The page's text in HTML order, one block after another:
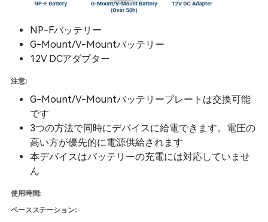
NP-Fバッテリー
G-Mount/V-Mountバッテリー
12V DCアダプター
注意:
G-Mount/V-Mountバッテリープレートは交換可能
です
3つの方法で同時にデバイスに給電できます。電圧の
高い方が優先的に電源供給されます
本デバイスはバッテリーの充電には対応していませ
ん
使用時間:
ベースステーション: